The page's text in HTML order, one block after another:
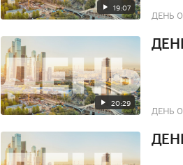
19:07 ДЕНЬ
20:29 ДЕНЬ